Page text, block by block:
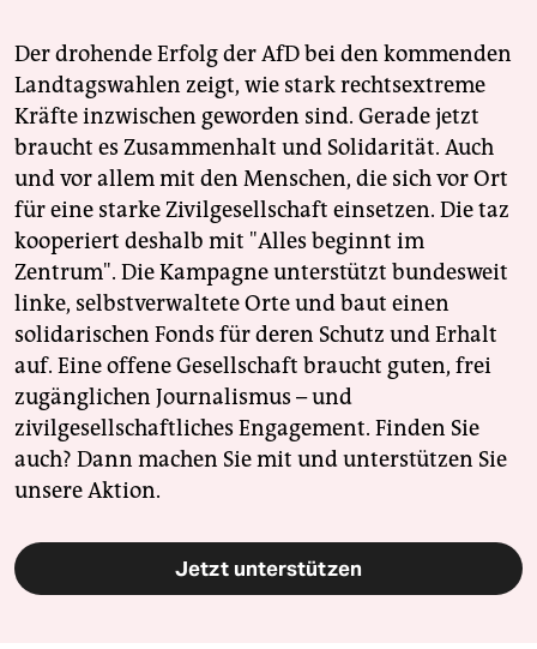
Der drohende Erfolg der AfD bei den kommenden
Landtagswahlen zeigt, wie stark rechtsextreme
Kräfte inzwischen geworden sind. Gerade jetzt
braucht es Zusammenhalt und Solidarität. Auch
und vor allem mit den Menschen, die sich vor Ort
für eine starke Zivilgesellschaft einsetzen. Die taz
kooperiert deshalb mit "Alles beginnt im
Zentrum". Die Kampagne unterstützt bundesweit
linke, selbstverwaltete Orte und baut einen
solidarischen Fonds für deren Schutz und Erhalt
auf. Eine offene Gesellschaft braucht guten, frei
zugänglichen Journalismus – und
zivilgesellschaftliches Engagement. Finden Sie
auch? Dann machen Sie mit und unterstützen Sie
unsere Aktion.
Jetzt unterstützen